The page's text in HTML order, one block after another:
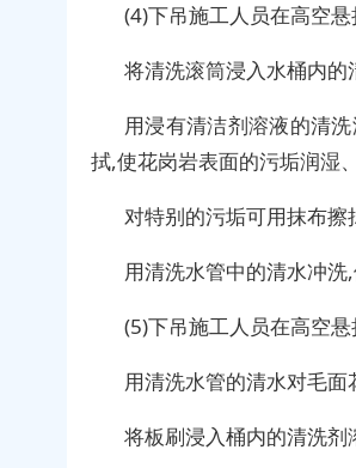
(4)下吊施工人员在高空
将清洗滚筒浸入水桶内的
用浸有清洁剂溶液的清
拭,使花岗岩表面的污垢润湿、
对特别的污垢可用抹布擦
用清洗水管中的清水冲洗
(5)下吊施工人员在高空
用清洗水管的清水对毛面
将板刷浸入桶内的清洗剂